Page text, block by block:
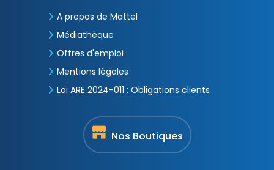
A propos de Mattel
Médiathèque
Offres d'emploi
Mentions légales
Loi ARE 2024-011 : Obligations clients
Nos Boutiques